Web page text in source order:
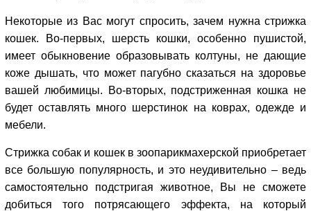
Некоторые из Вас могут спросить, зачем нужна стрижка
кошек. Во-первых, шерсть кошки, особенно пушистой,
имеет обыкновение образовывать колтуны, не дающие
коже дышать, что может пагубно сказаться на здоровье
вашей любимицы. Во-вторых, подстриженная кошка не
будет оставлять много шерстинок на коврах, одежде и
мебели.
Стрижка собак и кошек в зоопарикмахерской приобретает
все большую популярность, и это неудивительно – ведь
самостоятельно подстригая животное, Вы не сможете
добиться того потрясающего эффекта, на который